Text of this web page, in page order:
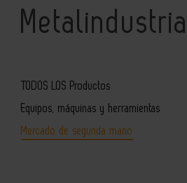
TODOS LOS Productos
Equipos, máquinas y herramientas
Mercado de segunda mano